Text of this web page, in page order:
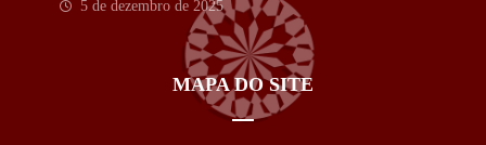
5 de dezembro de 2025
MAPA DO SITE